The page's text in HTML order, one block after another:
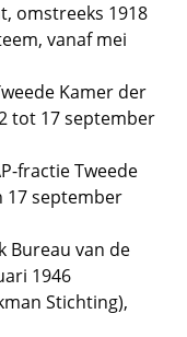
omstreeks 1918
vanaf mei
Kamer der
tot 17 september
fractie Tweede
17 september
Bureau van de
1946
Stichting),